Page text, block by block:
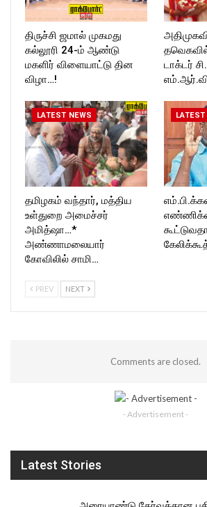
திருச்சி ஜமால் முகமது
கல்லூரி 24-ம் ஆண்டு
மகளிர் விளையாட்டு தின
விழா…!
டாக்டர்
LATEST NEWS
தமிழகம் வந்தார், மத்திய
உள்துறை அமைச்சர்
அமித்ஷா…*
அண்ணாமலையார்
கோவிலில் சாமி…
LATEST
PREV NEXT
Comments are closed.
- Advertisement -
Latest Stories